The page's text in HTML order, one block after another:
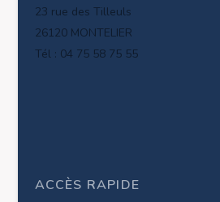
23 rue des Tilleuls
26120 MONTELIER
Tél : 04 75 58 75 55
ACCÈS RAPIDE